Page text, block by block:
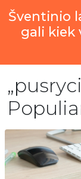
Šventinio
gali kiek